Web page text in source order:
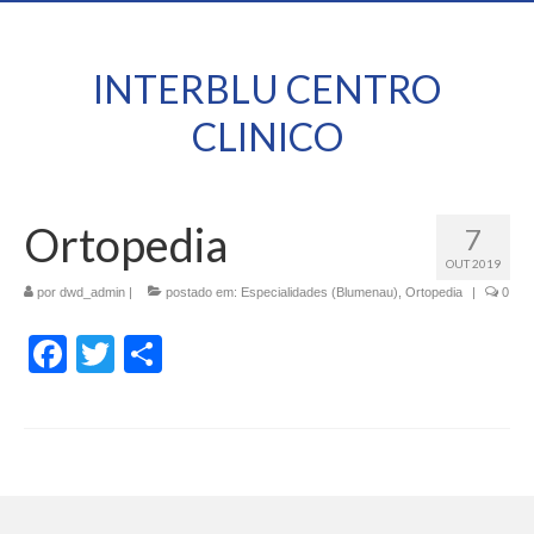
INTERBLU CENTRO
CLINICO
7
OUT 2019
Ortopedia
por dwd_admin | postado em: Especialidades (Blumenau) Ortopedia | 0
Facebook
Twitter